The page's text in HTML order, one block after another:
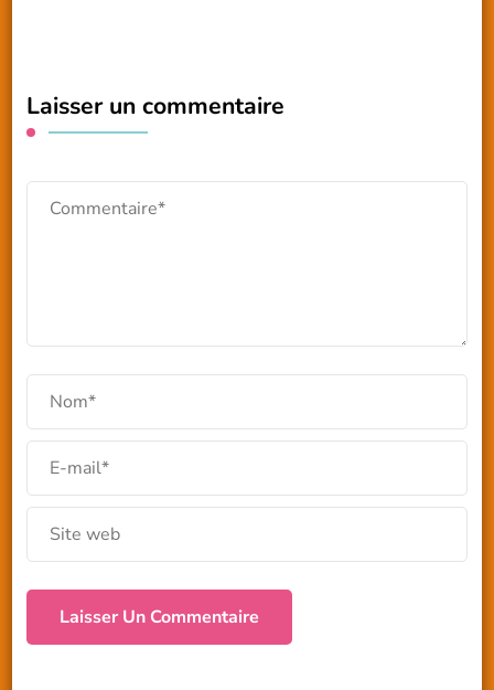
Laisser un commentaire